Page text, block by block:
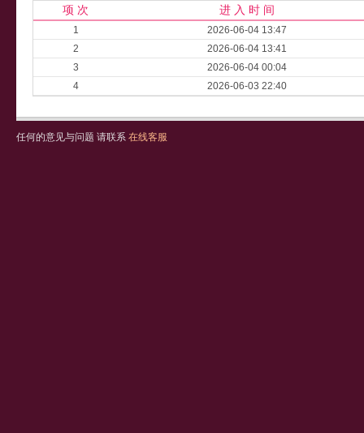
项 次 进 入 时 间
1
2026-06-04 13:47
2
2026-06-04 13:41
3
2026-06-04 00:04
4
2026-06-03 22:40
任何的意见与问题 请联系 在线客服